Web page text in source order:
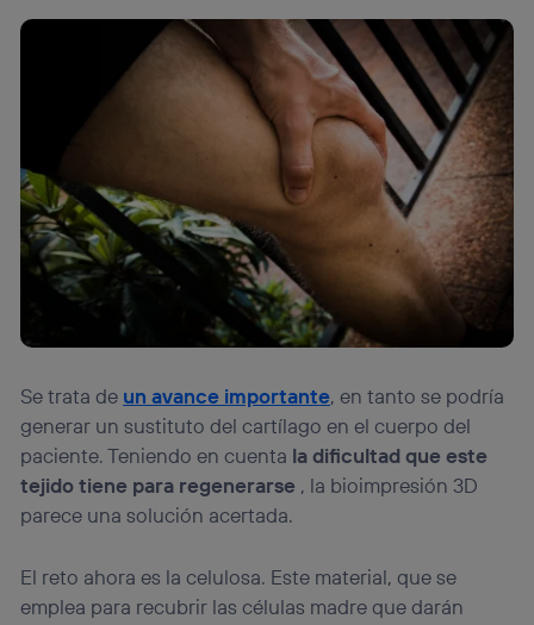
Se trata de un avance importante, en tanto se podría
generar un sustituto del cartílago en el cuerpo del
paciente. Teniendo en cuenta la dificultad que este
tejido tiene para regenerarse , la bioimpresión 3D
parece una solución acertada.
El reto ahora es la celulosa. Este material, que se
emplea para recubrir las células madre que darán